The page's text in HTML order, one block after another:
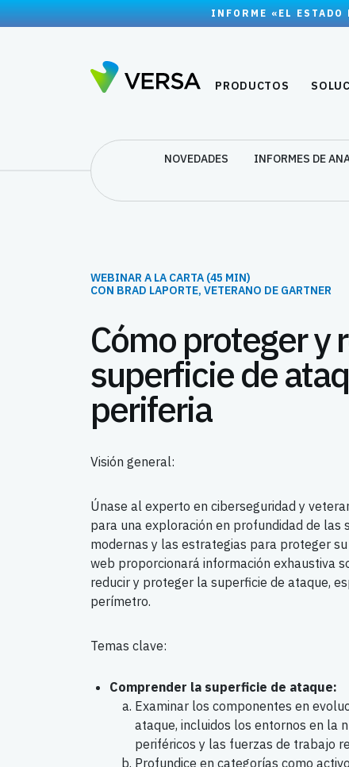
INFORME «EL
PRODUCTOS
NOVEDADES INFORMES DE
WEBINAR A LA CARTA (45 MIN)
CON BRAD LAPORTE, VETERANO DE GARTNER
Cómo proteger y
superficie de
periferia
Visión general:
Únase al experto en ciberseguridad y
para una exploración en profundidad de las
modernas y las estrategias para proteger
web proporcionará información exhaustiva
reducir y proteger la superficie de ataque,
perímetro.
Temas clave:
Comprender la superficie de ataque:
Examinar los componentes en
ataque, incluidos los entornos en la
periféricos y las fuerzas de trabajo
Profundice en categorías como